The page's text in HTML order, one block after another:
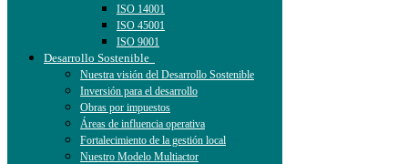
ISO 14001
ISO 45001
ISO 9001
Desarrollo Sostenible
Nuestra visión del Desarrollo Sostenible
Inversión para el desarrollo
Obras por impuestos
Áreas de influencia operativa
Fortalecimiento de la gestión local
Nuestro Modelo Multiactor